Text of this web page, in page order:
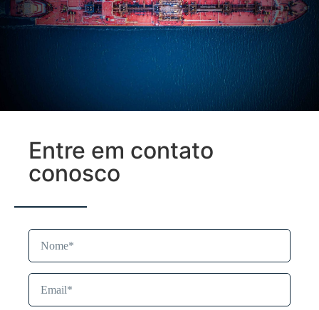
+55 (27) 3335-0783
Entre em contato
conosco